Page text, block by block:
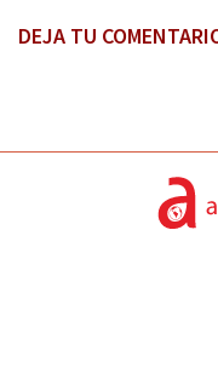
DEJA TU